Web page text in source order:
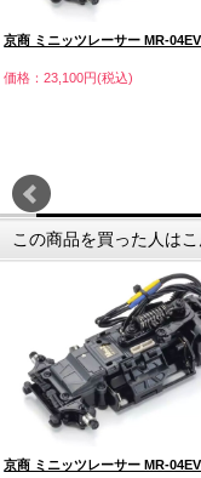
京商 ミニッツレーサー MR-
価格：23,100円(税込)
この商品を買った人は
京商 ミニッツレーサー MR-